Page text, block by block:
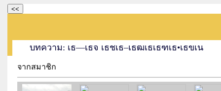
<<
บทความ: เธ—เธจ เธชเธ–เธฒเธเธฑเธ•เธขเน
จากสมาชิก